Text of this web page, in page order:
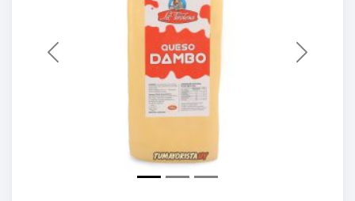
Previous Next